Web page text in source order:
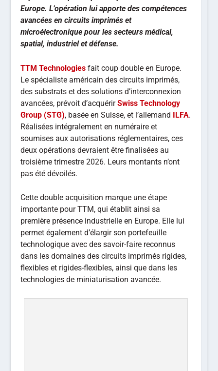
Europe. L’opération lui apporte des compétences
avancées en circuits imprimés et
microélectronique pour les secteurs médical,
spatial, industriel et défense.
TTM Technologies fait coup double en Europe.
Le spécialiste américain des circuits imprimés,
des substrats et des solutions d’interconnexion
avancées, prévoit d’acquérirSwiss Technology
Group (STG), basée en Suisse, et l’allemand ILFA.
Réalisées intégralement en numéraire et
soumises aux autorisations réglementaires, ces
deux opérations devraient être finalisées au
troisième trimestre 2026. Leurs montants n’ont
pas été dévoilés.
Cette double acquisition marque une étape
importante pour TTM, qui établit ainsi sa
première présence industrielle en Europe. Elle lui
permet également d’élargir son portefeuille
technologique avec des savoir-faire reconnus
dans les domaines des circuits imprimés rigides,
flexibles et rigides-flexibles, ainsi que dans les
technologies de miniaturisation avancée.